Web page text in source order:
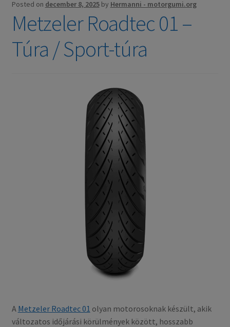
Posted on december 8, 2025 by Hermanni - motorgumi.org
Metzeler Roadtec 01 –
Túra / Sport-túra
A Metzeler Roadtec 01 olyan motorosoknak készült, akik
változatos időjárási körülmények között, hosszabb